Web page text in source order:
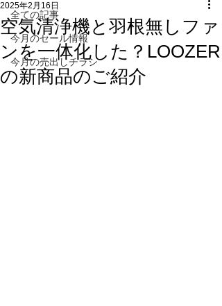
全ての記事
今月のセール情報
今月の売出しチラシ
空気清浄機と羽根無しファ
ンを一体化した？LOOZER
の新商品のご紹介
2025年2月16日